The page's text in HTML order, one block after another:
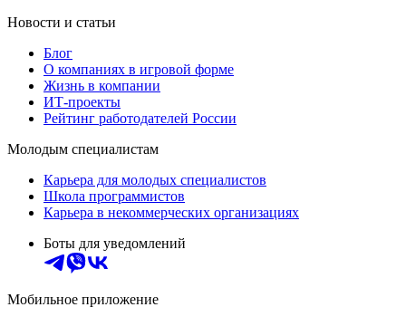
Новости и статьи
Блог
О компаниях в игровой форме
Жизнь в компании
ИТ-проекты
Рейтинг работодателей России
Молодым специалистам
Карьера для молодых специалистов
Школа программистов
Карьера в некоммерческих организациях
Боты для уведомлений
Мобильное приложение